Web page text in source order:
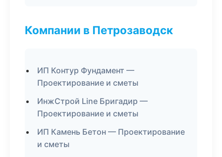
Компании в Петрозаводск
ИП Контур Фундамент —
Проектирование и сметы
ИнжСтрой Line Бригадир —
Проектирование и сметы
ИП Камень Бетон — Проектирование
и сметы